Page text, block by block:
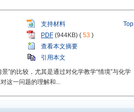
支持材料
Top
PDF (944KB) ( 53 )
查看本文摘要
引用本文
”的比较，尤其是通过对化学教学“情境”与化学
这一问题的理解和...